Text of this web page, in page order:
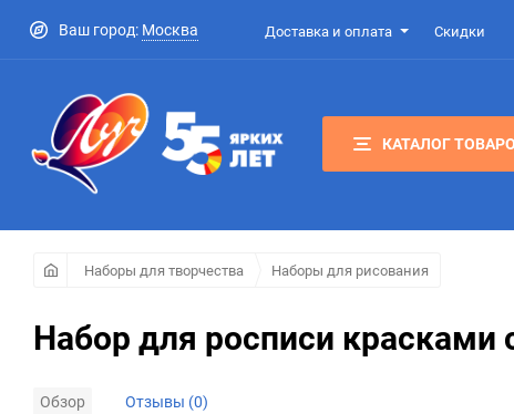
Ваш город: Москва Доставка и оплата Скидки
КАТАЛОГ
Наборы для творчества Наборы для рисования
Набор для росписи
Обзор Отзывы (0)